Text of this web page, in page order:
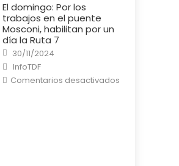
El domingo: Por los
trabajos en el puente
Mosconi, habilitan por un
día la Ruta 7
Posted
on
30/11/2024
Author
InfoTDF
Comentarios desactivadosen
El